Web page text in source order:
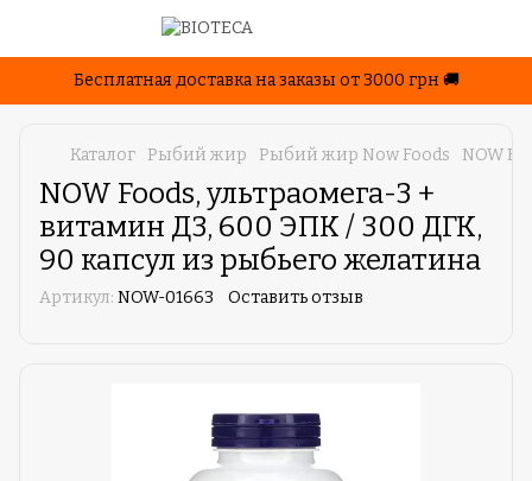
Бесплатная доставка на заказы от 3000 грн 🚚
Каталог Рыбий жир Рыбий жир Now Foods NOW
NOW Foods, ультраомега-3 +
витамин Д3, 600 ЭПК / 300 ДГК,
90 капсул из рыбьего желатина
Артикул: NOW-01663 Оставить отзыв